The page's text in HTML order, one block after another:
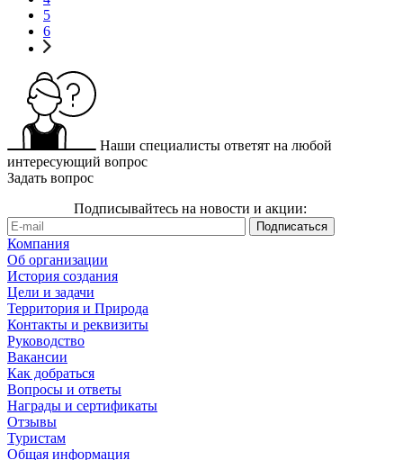
5
6
Наши специалисты ответят на любой
интересующий вопрос
Задать вопрос
Подписывайтесь на новости и акции:
Компания
Об организации
История создания
Цели и задачи
Территория и Природа
Контакты и реквизиты
Руководство
Вакансии
Как добраться
Вопросы и ответы
Награды и сертификаты
Отзывы
Туристам
Общая информация